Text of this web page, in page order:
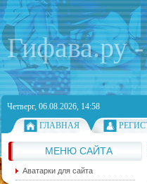
Гифава.ру
Четверг, 06.08.2026, 14:58
ГЛАВНАЯ
МЕНЮ САЙТА
Аватарки для сайта